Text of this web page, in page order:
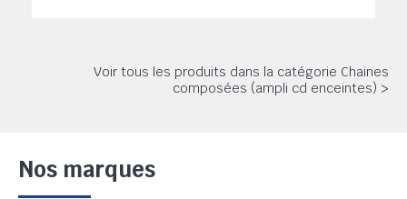
Voir tous les produits dans la catégorie Chaines
composées (ampli cd enceintes) >
Nos marques